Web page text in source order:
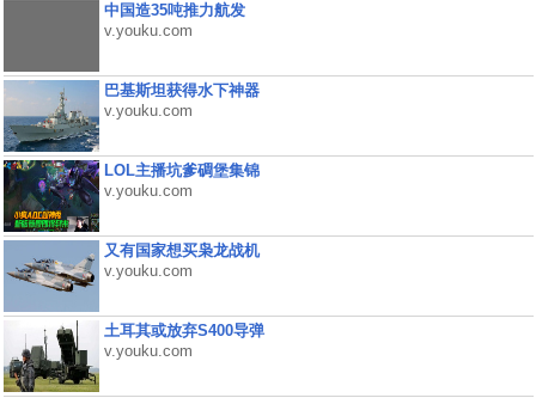
中国造35吨推力航发
v.youku.com
巴基斯坦获得水下神器
v.youku.com
LOL主播坑爹碉堡集锦
v.youku.com
又有国家想买枭龙战机
v.youku.com
土耳其或放弃S400导弹
v.youku.com